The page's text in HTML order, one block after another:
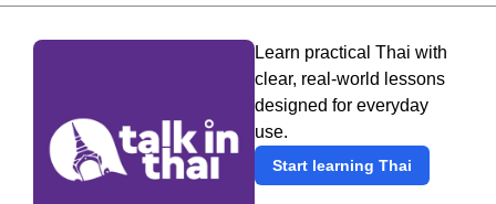
Learn practical Thai with
clear, real-world lessons
designed for everyday
use.
Start learning Thai